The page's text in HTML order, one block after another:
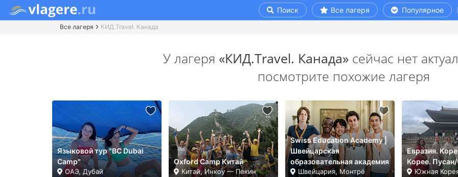
Поиск Все лагеря Популярное
Все лагеря КИД.Travel. Канада
У лагеря «КИД.Travel. Канада»сейчас нет
посмотрите похожие лагеря
Языковой тур "BC Dubai
Camp"
ОАЭ, Дубай
Oxford Camp Китай
Китай, Инкоу — Пекин
Swiss Education Academy |
Швейцарская
образовательная академия
Швейцария, Монтрё
Евразия.
Корее.
Южная